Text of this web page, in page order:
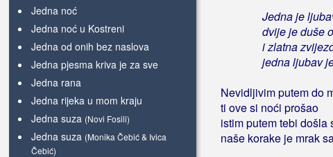
Jedna noć
Jedna noć u Kostreni
Jedna od onih bez naslova
Jedna pjesma kriva je za sve
Jedna rana
Jedna rijeka u mom kraju
Jedna suza (Novi Fosili)
Jedna suza (Monika Čebić & Ivica
Čebić)
Jedna je
dvije je duše
i zlatna
jedna ljubav
Nevidljivim putem do
ti ove si noći prošao
istim putem tebi došla
naše korake je mrak